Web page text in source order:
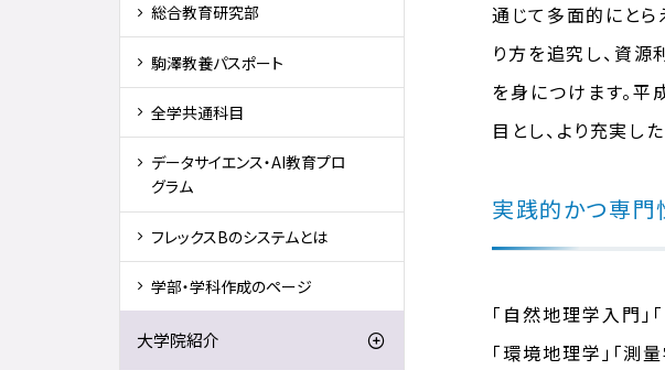
通じて多面的にとら
り方を追究し、資
を身につけます。平
目とし、より充実し
実践的かつ専門
「自然地理学入門」
「環境地理学」「測
総合教育研究部
駒澤教養パスポート
全学共通科目
データサイエンス・AI教育プロ
グラム
フレックスBのシステムとは
学部・学科作成のページ
大学院紹介